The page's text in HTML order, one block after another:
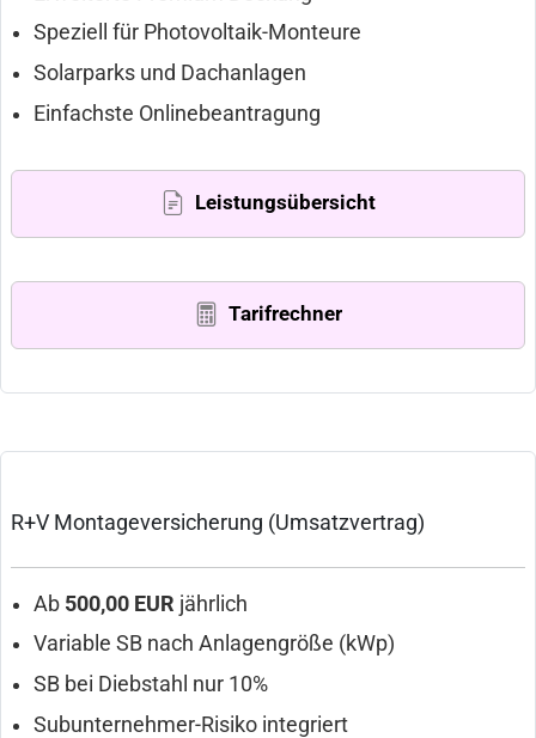
Speziell für Photovoltaik-Monteure
Solarparks und Dachanlagen
Einfachste Onlinebeantragung
Leistungsübersicht
Tarifrechner
R+V Montageversicherung (Umsatzvertrag)
Ab 500,00 EUR jährlich
Variable SB nach Anlagengröße (kWp)
SB bei Diebstahl nur 10%
Subunternehmer-Risiko integriert